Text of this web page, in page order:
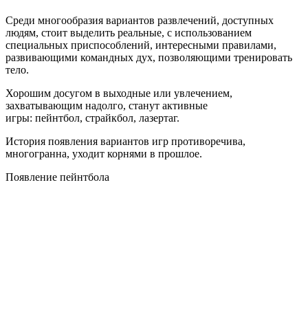
Среди многообразия вариантов развлечений, доступных
людям, стоит выделить реальные, с использованием
специальных приспособлений, интересными правилами,
развивающими командных дух, позволяющими тренировать
тело.
Хорошим досугом в выходные или увлечением,
захватывающим надолго, станут активные
игры: пейнтбол, страйкбол, лазертаг.
История появления вариантов игр противоречива,
многогранна, уходит корнями в прошлое.
Появление пейнтбола